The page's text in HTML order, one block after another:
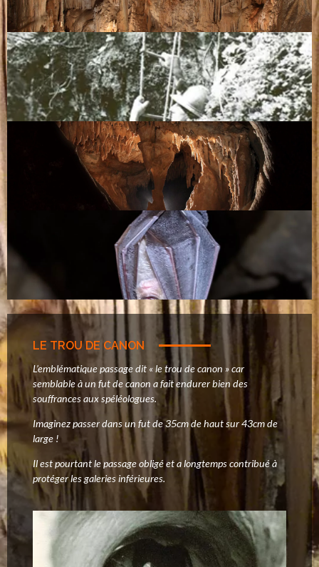
LE TROU DE CANON
L’emblématique passage dit « le trou de canon » car
semblable à un fut de canon a fait endurer bien des
souffrances aux spéléologues.
Imaginez passer dans un fut de 35cm de haut sur 43cm de
large !
Il est pourtant le passage obligé et a longtemps contribué à
protéger les galeries inférieures.